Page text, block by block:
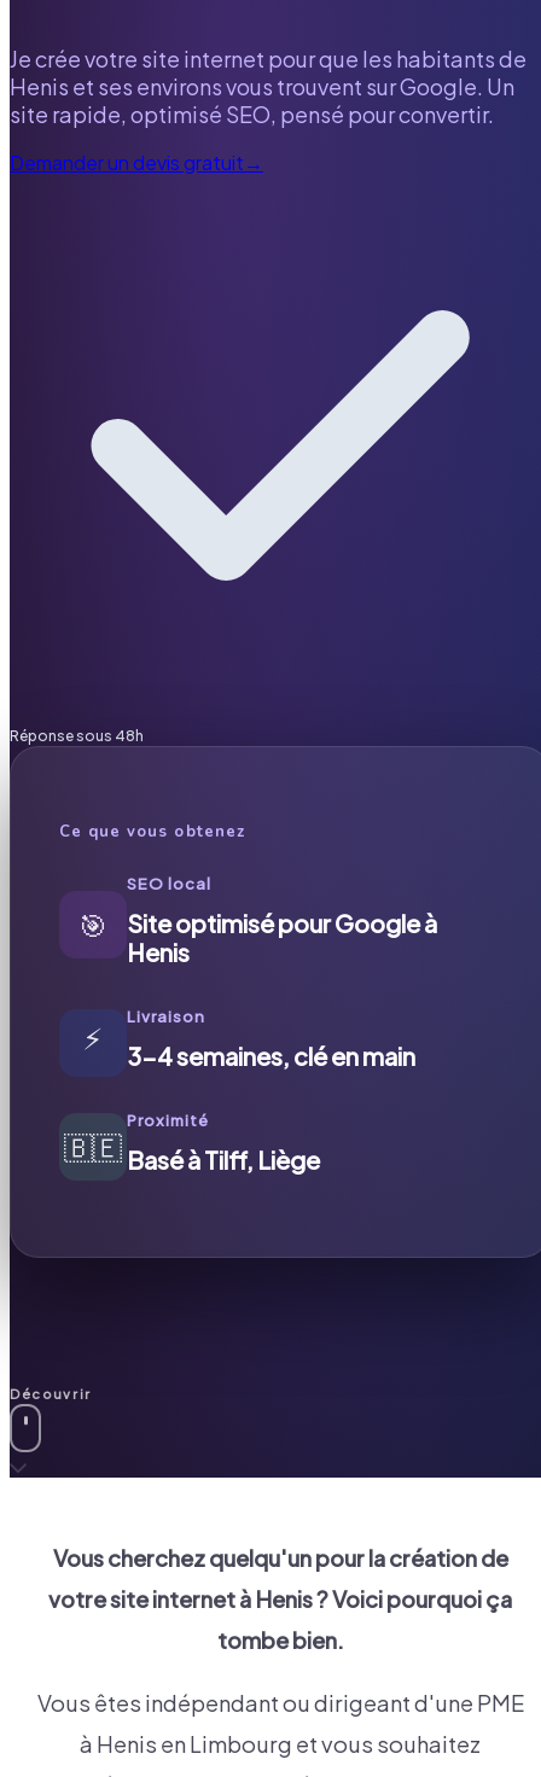
Je crée votre site internet pour que les habitants de
Henis et ses environs vous trouvent sur Google. Un
site rapide, optimisé SEO, pensé pour convertir.
Demander un devis gratuit→
Réponse sous 48h
Ce que vous obtenez
🎯
SEO local
Site optimisé pour Google à
Henis
⚡
Livraison
3-4 semaines, clé en main
🇧🇪
Proximité
Basé à Tilff, Liège
Découvrir
Vous cherchez quelqu'un pour la création de
votre site internet à Henis? Voici pourquoi ça
tombe bien.
Vous êtes indépendant ou dirigeant d'une PME
à Henis en Limbourg et vous souhaitez